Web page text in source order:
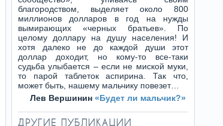
благородством, выделяет около 800
миллионов долларов в год на нужды
вымирающих «черных братьев». По
целому доллару на душу населения! И
хотя далеко не до каждой души этот
доллар доходит, но кому-то все-таки
судьба улыбается – если не миской муки,
то парой таблеток аспирина. Так что,
может быть, нашему мальчику повезет…
Лев Вершинин «Будет ли мальчик?»
ДРУГИЕ ПУБЛИКАЦИИ